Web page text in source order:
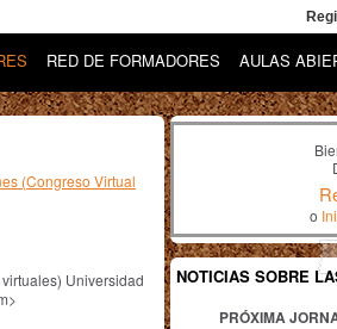
RED DE FORMADORES AULAS
(Congreso Virtual
Universidad
o
NOTICIAS SOBRE
PRÓXIMA